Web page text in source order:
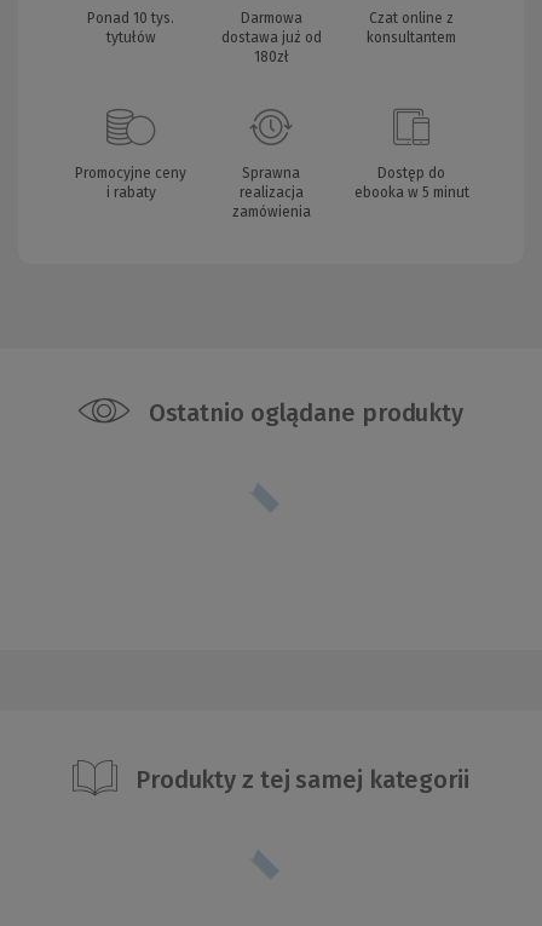
Ponad 10 tys.
tytułów
Darmowa
dostawa już od
180zł
Czat online z
konsultantem
Promocyjne ceny
i rabaty
Sprawna
realizacja
zamówienia
Dostęp do
ebooka w 5 minut
Ostatnio oglądane produkty
Produkty z tej samej kategorii